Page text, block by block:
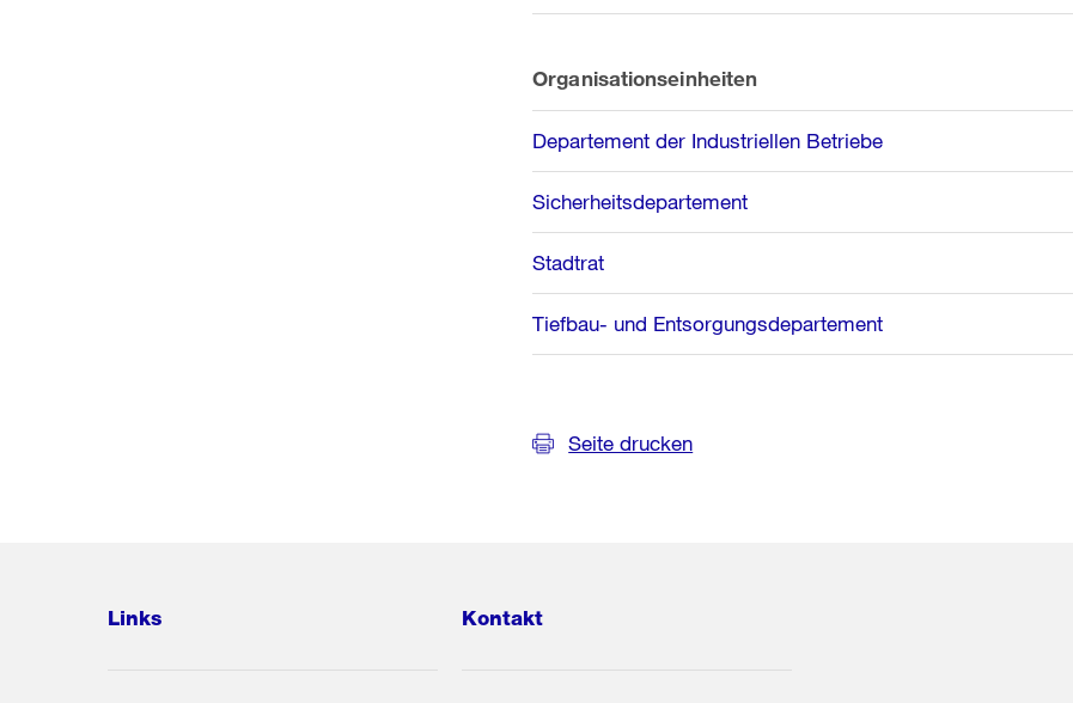
Organisationseinheiten
Departement der Industriellen Betriebe
Sicherheitsdepartement
Stadtrat
Tiefbau- und Entsorgungsdepartement
Seite drucken
Links Kontakt